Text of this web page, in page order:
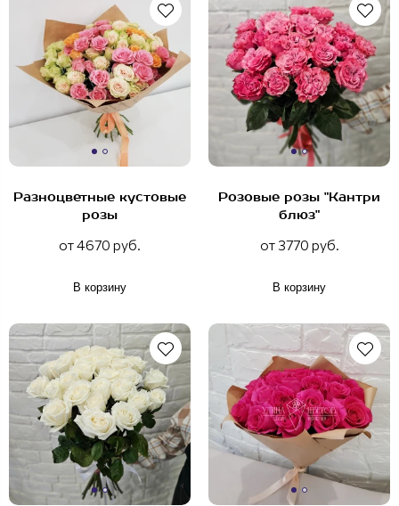
Разноцветные кустовые
розы
от 4670 руб.
В корзину
Розовые розы "Кантри
блюз"
от 3770 руб.
В корзину